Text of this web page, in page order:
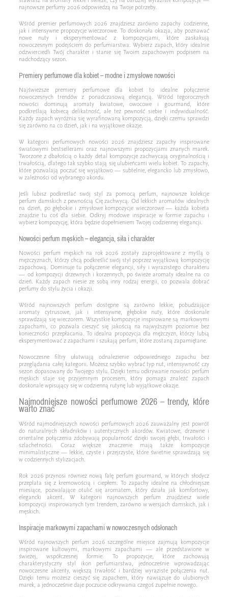
najnowsze perfumy 2026 odpowiedzą na Twoje potrzeby.
Wśród premier perfumowych 2026 znajdziesz zarówno zapachy codzienne,
jak i intensywne propozycje wieczorowe. To doskonała okazja, aby poznawać
nowe nuty i eksperymentować z kompozycjami, które zaskakują
nowoczesnym podejściem do perfumiarstwa. Wybierz zapach, który idealnie
odzwierciedli Twój charakter i stanie się Twoim zapachowym podpisem na
nadchodzący sezon.
Premiery perfumowe dla kobiet – modne i zmysłowe nowości
Najświeższe premiery perfumowe dla kobiet to idealne połączenie
nowoczesnych trendów z ponadczasową elegancją. Wśród tegorocznych
nowości dominują aromaty kwiatowe, owocowe i gourmand, które
podkreślają kobiecą delikatność, ale też pewność siebie i indywidualność.
Każdy zapach wyróżnia się wyrafinowaną kompozycją, dzięki czemu sprawdzi
się zarówno na co dzień, jak i na wyjątkowe okazje.
W kategorii perfumowych nowości 2026 znajdziesz zapachy inspirowane
światowymi bestsellerami oraz najnowszymi propozycjami znanych marek.
Tworzone z dbałością o każdy detal kompozycje zachwycają oryginalnością i
trwałością, dlatego tak szybko stają się ulubieńcami wielu kobiet. To zapachy,
które pozwalają poczuć się wyjątkowo — subtelnie, elegancko lub zmysłowo,
w zależności od wybranego akordu.
Jeśli lubisz podkreślać swój styl za pomocą perfum, najnowsze kolekcje
perfum damskich z pewnością Cię zachwycą. Od lekkich aromatów idealnych
na dzień, po głębokie i zmysłowe kompozycje wieczorowe — każda kobieta
znajdzie tu coś dla siebie. Odkryj modowe inspiracje w formie zapachu i
wybierz kompozycję, która będzie dopełnieniem Twojej codziennej elegancji.
Nowości perfum męskich – elegancja, siła i charakter
Nowości perfum męskich na rok 2026 zostały zaprojektowane z myślą o
mężczyznach, którzy chcą podkreślić swój styl poprzez wyjątkową kompozycję
zapachową. Dominuje tu połączenie elegancji, siły i wyrazistego charakteru
— od kompozycji drzewnych i korzennych, po świeże aromaty idealne na co
dzień. Każdy zapach niesie ze sobą inny rodzaj energii, co pozwala dobrać
perfumy do stylu życia i okazji.
Wśród najnowszych perfum dostępne są zarówno lekkie, pobudzające
aromaty cytrusowe, jak i intensywne, głębokie nuty, które doskonale
sprawdzają się wieczorem. Wszystkie kompozycje inspirowane są markowymi
zapachami, co pozwala cieszyć się jakością na najwyższym poziomie bez
konieczności przepłacania. To idealna propozycja dla mężczyzn, którzy lubią
eksperymentować z zapachami i szukają perfum, które zostaną zapamiętane.
Nowoczesne filtry ułatwiają odnalezienie odpowiedniego zapachu bez
przeglądania całej kategorii. Możesz szybko wybrać typ nut, intensywność czy
sezon dopasowany do Twojego stylu. Dzięki temu odkrywanie nowości perfum
męskich staje się przyjemnym procesem, który pomaga znaleźć zapach
doskonale wpisujący się w codzienną rutynę lub wyjątkowe okazje.
Najmodniejsze nowości perfumowe 2026 – trendy, które
warto znać
Wśród najmodniejszych nowości perfumowych 2026 zauważalny jest powrót
do naturalnych składników i autentycznych akordów. Kwiatowe, drzewne i
orientalne połączenia zdobywają popularność dzięki swojej głębi, trwałości i
szlachetności. Coraz większe znaczenie mają także kompozycje
minimalistyczne — lekkie, czyste i przejrzyste, które świetnie sprawdzają się
w codziennych stylizacjach.
Rok 2026 przynosi również nową falę perfum gourmand, w których słodycz
przeplata się z kremowością i ciepłem. To zapachy idealne na chłodniejsze
miesiące, pozwalające otulić się aromatem, który działa jak komfortowy,
elegancki akcent. W kategorii najnowszych perfum znajdziesz wiele
kompozycji inspirowanych tym trendem, zarówno w wersjach damskich, jak i
męskich.
Inspiracje markowymi zapachami w nowoczesnych odsłonach
Wśród najnowszych perfum 2026 szczególne miejsce zajmują kompozycje
inspirowane kultowymi, markowymi zapachami — ale przedstawione w
świeżej, współczesnej formie. To propozycje, które zachowują
charakterystyczny styl ikon perfumiarstwa, jednocześnie wprowadzając
nowoczesne akcenty, większą trwałość i bardziej wyraziste połączenia nut.
Dzięki temu możesz cieszyć się zapachem, który nawiązuje do ulubionych
marek, a jednocześnie daje poczucie odkrywania czegoś zupełnie nowego.